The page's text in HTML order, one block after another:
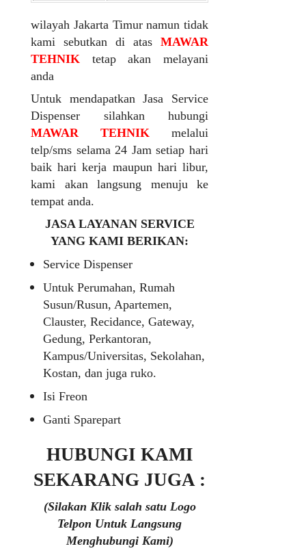
wilayah Jakarta Timur namun tidak
kami sebutkan di atas MAWAR
TEHNIK tetap akan melayani
anda
Untuk mendapatkan Jasa Service
Dispenser silahkan hubungi
MAWAR TEHNIK melalui
telp/sms selama 24 Jam setiap hari
baik hari kerja maupun hari libur,
kami akan langsung menuju ke
tempat anda.
JASA LAYANAN SERVICE
YANG KAMI BERIKAN:
Service Dispenser
Untuk Perumahan, Rumah
Susun/Rusun, Apartemen,
Clauster, Recidance, Gateway,
Gedung, Perkantoran,
Kampus/Universitas, Sekolahan,
Kostan, dan juga ruko.
Isi Freon
Ganti Sparepart
HUBUNGI KAMI
SEKARANG JUGA :
(Silakan Klik salah satu Logo
Telpon Untuk Langsung
Menghubungi Kami)